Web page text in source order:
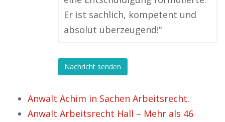
Er ist sachlich, kompetent und
absolut überzeugend!“
Nachricht senden
Anwalt Achim in Sachen Arbeitsrecht.
Anwalt Arbeitsrecht Hall – Mehr als 46